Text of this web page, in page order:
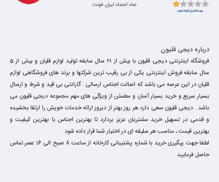
نماد اعتماد ایران فونت
درباره دیجی قلیون
فروشگاه اینترنتی دیجی قلیون با بیش از ۲۱ سال سابقه تولید لوازم قلیان و بیش از 5
سال سابقه فروش اینترنتی یکی از بی رقیب ترین شرکتها و برند های فروشگاهی لوازم
قلیان در این عرصه می باشد که اصالت اجناس ارسالی . گارانتی بی قید و شرط و ارسال
بسیار سریع و خرید بسیار آسان و مطمئن از ویژگی های مهم مجموعه دیجی قلیون می
باشد . دیجی قلیون سعی دارد هر روز بهتر از دیروز ارائه خدمات خویش را ارتقا بخشیده
و قدمی در تسهیل خرید مشتریان عزیز بردارد تا بهترین اجناس با بهترین کیفیت و
بهترین قیمت ، مناسب هر سلیقه ای در اختیار شما قرار داده شود .
لطفا جهت پیگیری خرید با شماره پشتیبانی کارخانه از ساعت 8 صبح الی 16 عصر تماس
حاصل فرمایید